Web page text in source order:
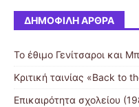
ΔΗΜΟΦΙΛΉ ΆΡΘΡΑ
Το έθιμο Γενίτσαροι και
Κριτική ταινίας «Back to
Επικαιρότητα σχολείου